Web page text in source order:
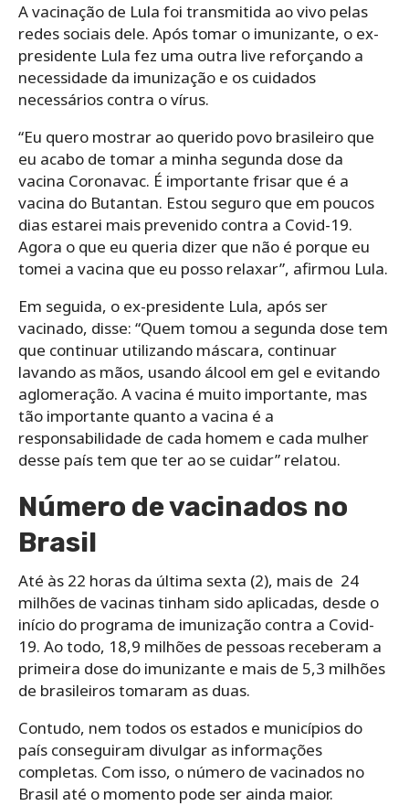
A vacinação de Lula foi transmitida ao vivo pelas
redes sociais dele. Após tomar o imunizante, o ex-
presidente Lula fez uma outra live reforçando a
necessidade da imunização e os cuidados
necessários contra o vírus.
“Eu quero mostrar ao querido povo brasileiro que
eu acabo de tomar a minha segunda dose da
vacina Coronavac. É importante frisar que é a
vacina do Butantan. Estou seguro que em poucos
dias estarei mais prevenido contra a Covid-19.
Agora o que eu queria dizer que não é porque eu
tomei a vacina que eu posso relaxar”, afirmou Lula.
Em seguida, o ex-presidente Lula, após ser
vacinado, disse: “Quem tomou a segunda dose tem
que continuar utilizando máscara, continuar
lavando as mãos, usando álcool em gel e evitando
aglomeração. A vacina é muito importante, mas
tão importante quanto a vacina é a
responsabilidade de cada homem e cada mulher
desse país tem que ter ao se cuidar” relatou.
Número de vacinados no
Brasil
Até às 22 horas da última sexta (2), mais de 24
milhões de vacinas tinham sido aplicadas, desde o
início do programa de imunização contra a Covid-
19. Ao todo, 18,9 milhões de pessoas receberam a
primeira dose do imunizante e mais de 5,3 milhões
de brasileiros tomaram as duas.
Contudo, nem todos os estados e municípios do
país conseguiram divulgar as informações
completas. Com isso, o número de vacinados no
Brasil até o momento pode ser ainda maior.